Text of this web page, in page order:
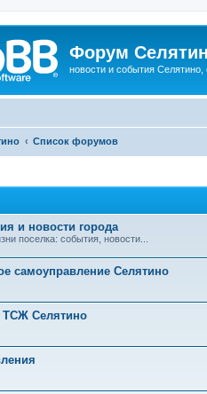
Форум
новости и события
Список форумов
и новости города
поселка: события, новости...
самоуправление Селятино
Селятино